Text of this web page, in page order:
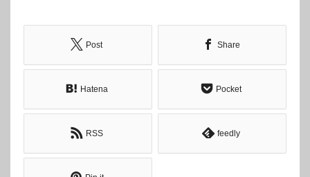
Post Share
Hatena Pocket
RSS feedly